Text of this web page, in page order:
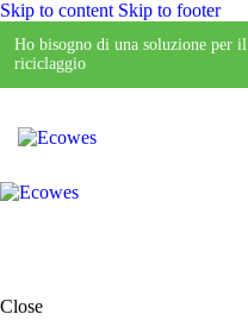
Skip to content Skip to footer
Ho bisogno di una soluzione per il
riciclaggio
Close